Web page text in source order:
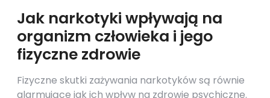
Jak narkotyki wpływają na
organizm człowieka i jego
fizyczne zdrowie
Fizyczne skutki zażywania narkotyków są równie
alarmujące jak ich wpływ na zdrowie psychiczne.